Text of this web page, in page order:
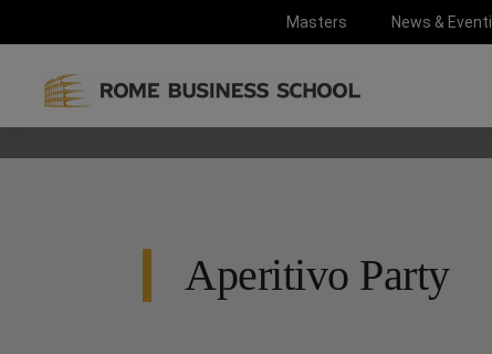
Masters News & Eventi
Aperitivo Party